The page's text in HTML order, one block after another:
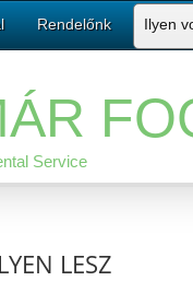
Rendelőnk Ilyen
Service
LESZ